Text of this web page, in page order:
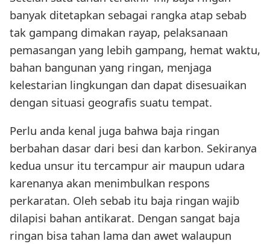
banyak ditetapkan sebagai rangka atap sebab
tak gampang dimakan rayap, pelaksanaan
pemasangan yang lebih gampang, hemat waktu,
bahan bangunan yang ringan, menjaga
kelestarian lingkungan dan dapat disesuaikan
dengan situasi geografis suatu tempat.
Perlu anda kenal juga bahwa baja ringan
berbahan dasar dari besi dan karbon. Sekiranya
kedua unsur itu tercampur air maupun udara
karenanya akan menimbulkan respons
perkaratan. Oleh sebab itu baja ringan wajib
dilapisi bahan antikarat. Dengan sangat baja
ringan bisa tahan lama dan awet walaupun